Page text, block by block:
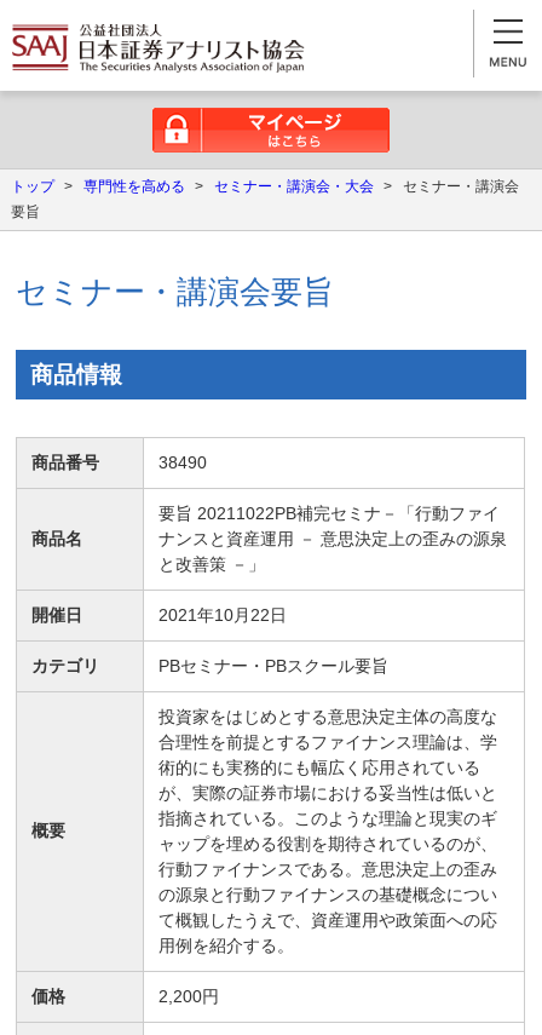
トップ > 専門性を高める > セミナー・講演会・大会 >
セミナー・講演会
要旨
セミナー・講演会要旨
商品情報
商品番号 38490
商品名
要旨 20211022PB補完セミナ－「行動ファイ
ナンスと資産運用 － 意思決定上の歪みの源泉
と改善策 －」
開催日 2021年10月22日
カテゴリ PBセミナー・PBスクール要旨
概要
投資家をはじめとする意思決定主体の高度な
合理性を前提とするファイナンス理論は、学
術的にも実務的にも幅広く応用されている
が、実際の証券市場における妥当性は低いと
指摘されている。このような理論と現実のギ
ャップを埋める役割を期待されているのが、
行動ファイナンスである。意思決定上の歪み
の源泉と行動ファイナンスの基礎概念につい
て概観したうえで、資産運用や政策面への応
用例を紹介する。
価格 2,200円